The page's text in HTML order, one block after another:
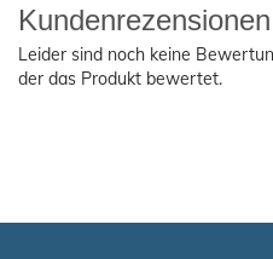
Kundenrezensionen
Leider sind noch keine
der das Produkt bewertet.